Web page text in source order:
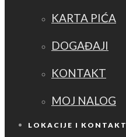
KARTA PIĆA
DOGAĐAJI
KONTAKT
MOJ NALOG
LOKACIJE I KONTAKT